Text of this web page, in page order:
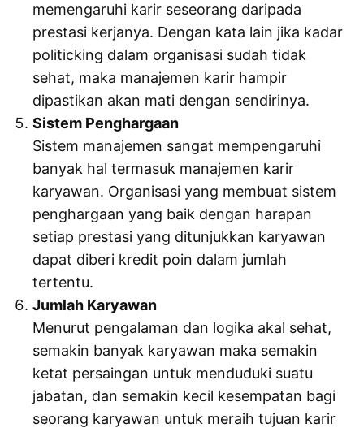
memengaruhi karir seseorang daripada
prestasi kerjanya. Dengan kata lain jika kadar
politicking dalam organisasi sudah tidak
sehat, maka manajemen karir hampir
dipastikan akan mati dengan sendirinya.
Sistem Penghargaan
Sistem manajemen sangat mempengaruhi
banyak hal termasuk manajemen karir
karyawan. Organisasi yang membuat sistem
penghargaan yang baik dengan harapan
setiap prestasi yang ditunjukkan karyawan
dapat diberi kredit poin dalam jumlah
tertentu.
Jumlah Karyawan
Menurut pengalaman dan logika akal sehat,
semakin banyak karyawan maka semakin
ketat persaingan untuk menduduki suatu
jabatan, dan semakin kecil kesempatan bagi
seorang karyawan untuk meraih tujuan karir